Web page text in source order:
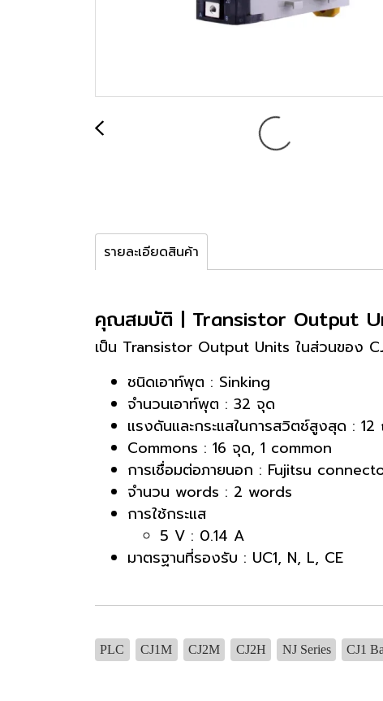
รายละเอียดสินค้า
คุณสมบัติ | Transistor Output
เป็น Transistor Output Units ในส่วนของ
ชนิดเอาท์พุต : Sinking
จำนวนเอาท์พุต : 32 จุด
แรงดันและกระแสในการสวิตช์สูงสุด :
Commons : 16 จุด, 1 common
การเชื่อมต่อภายนอก : Fujitsu
จำนวน words : 2 words
การใช้กระแส
5 V : 0.14 A
มาตรฐานที่รองรับ : UC1, N, L, CE
PLC CJ1M CJ2M CJ2H NJ Series CJ1